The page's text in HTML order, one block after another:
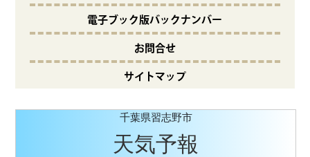
電子ブック版バックナンバー
お問合せ
サイトマップ
千葉県習志野市
天気予報